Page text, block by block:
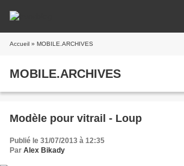
Accueil » MOBILE.ARCHIVES
MOBILE.ARCHIVES
Modèle pour vitrail - Loup
Publié le 31/07/2013 à 12:35
Par Alex Bikady